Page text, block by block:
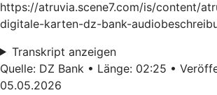
https://atruvia.scene7.com/is/content/
digitale-karten-dz-bank-
Transkript anzeigen
Quelle: DZ Bank • Länge: 02:25 •
05.05.2026